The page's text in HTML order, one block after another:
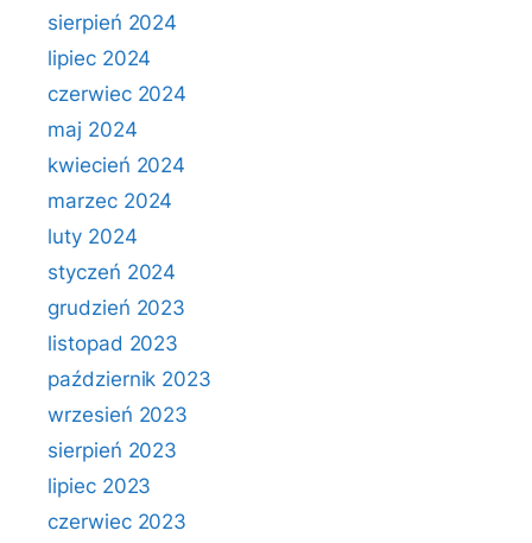
sierpień 2024
lipiec 2024
czerwiec 2024
maj 2024
kwiecień 2024
marzec 2024
luty 2024
styczeń 2024
grudzień 2023
listopad 2023
październik 2023
wrzesień 2023
sierpień 2023
lipiec 2023
czerwiec 2023